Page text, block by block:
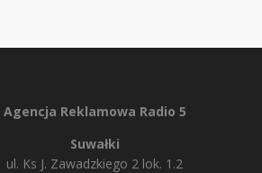
Agencja Reklamowa Radio 5
Suwałki
ul. Ks J. Zawadzkiego 2 lok. 1.2